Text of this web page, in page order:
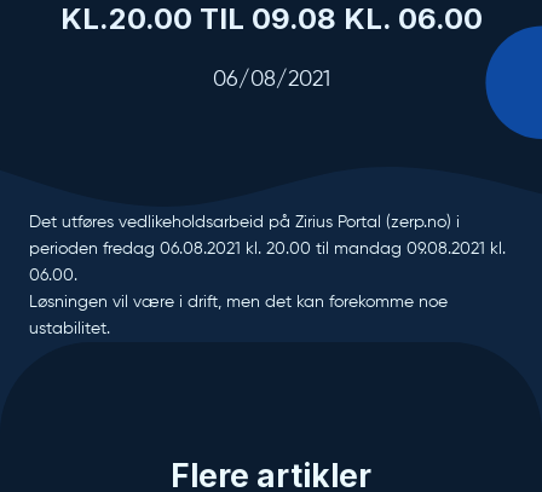
KL.20.00 TIL 09.08 KL. 06.00
06/08/2021
Det utføres vedlikeholdsarbeid på Zirius Portal (zerp.no) i
perioden fredag 06.08.2021 kl. 20.00 til mandag 09.08.2021 kl.
06.00.
Løsningen vil være i drift, men det kan forekomme noe
ustabilitet.
Flere artikler